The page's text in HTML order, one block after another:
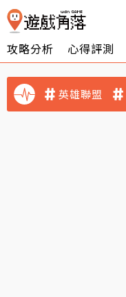
攻略分析 心得評測
英雄聯盟